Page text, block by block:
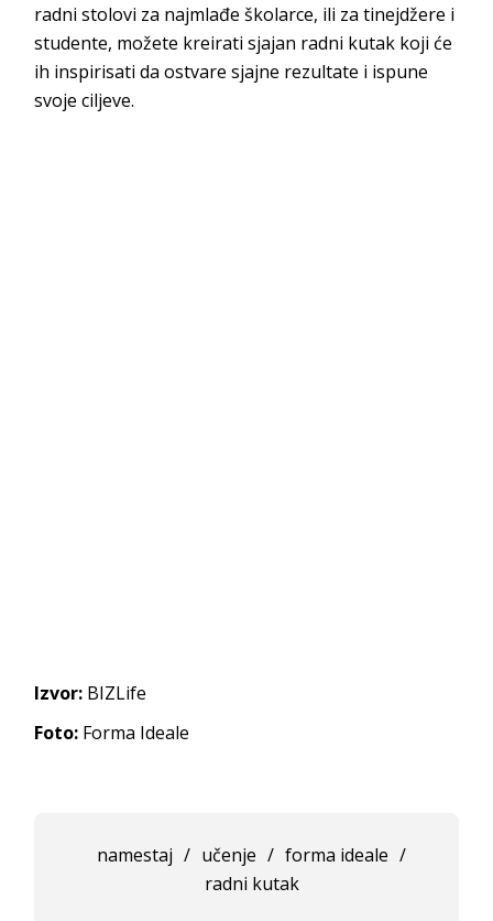
radni stolovi za najmlađe školarce, ili za tinejdžere i
studente, možete kreirati sjajan radni kutak koji će
ih inspirisati da ostvare sjajne rezultate i ispune
svoje ciljeve.
Izvor: BIZLife
Foto: Forma Ideale
namestaj / učenje / forma ideale /
radni kutak